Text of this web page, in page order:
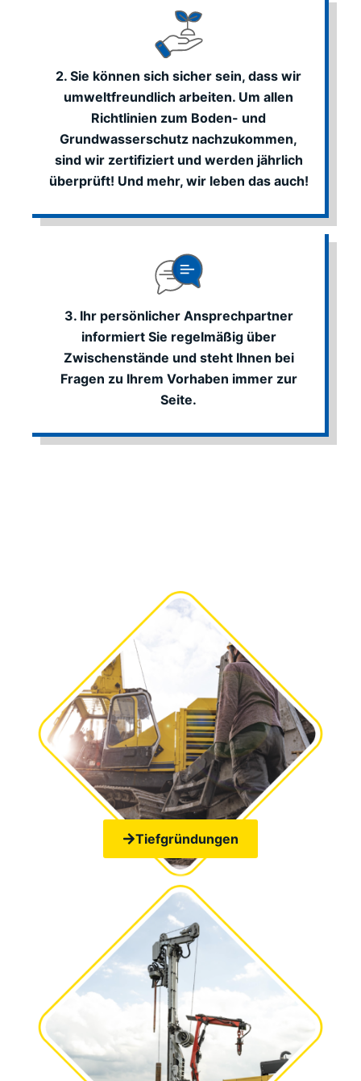
2. Sie können sich sicher sein, dass wir
umweltfreundlich arbeiten. Um allen
Richtlinien zum Boden- und
Grundwasserschutz nachzukommen,
sind wir zertifiziert und werden jährlich
überprüft! Und mehr, wir leben das auch!
3. Ihr persönlicher Ansprechpartner
informiert Sie regelmäßig über
Zwischenstände und steht Ihnen bei
Fragen zu Ihrem Vorhaben immer zur
Seite.
Tiefgründungen